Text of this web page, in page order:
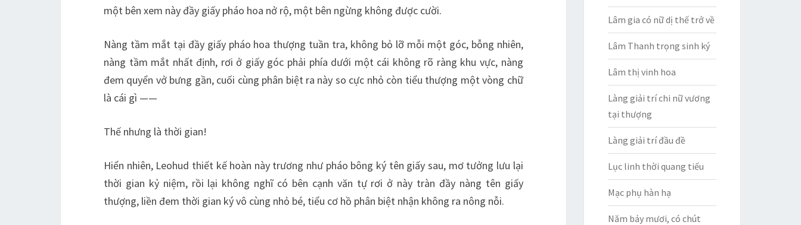
một bên xem này đầy giấy pháo hoa nở rộ, một bên ngừng không được cười.
Nàng tầm mắt tại đầy giấy pháo hoa thượng tuần tra, không bỏ lỡ mỗi một góc, bỗng nhiên,
nàng tầm mắt nhất định, rơi ở giấy góc phải phía dưới một cái không rõ ràng khu vực, nàng
đem quyển vở bưng gần, cuối cùng phân biệt ra này so cực nhỏ còn tiểu thượng một vòng chữ
là cái gì ——
Thế nhưng là thời gian!
Hiển nhiên, Leohud thiết kế hoàn này trương như pháo bông ký tên giấy sau, mơ tưởng lưu lại
thời gian kỷ niệm, rồi lại không nghĩ có bên cạnh văn tự rơi ở này tràn đầy nàng tên giấy
thượng, liền đem thời gian ký vô cùng nhỏ bé, tiểu cơ hồ phân biệt nhận không ra nông nỗi.
Lâm gia có nữ dị thế trở về
Lâm Thanh trọng sinh ký
Lâm thị vinh hoa
Làng giải trí chi nữ vương
tại thượng
Làng giải trí đầu đề
Lục linh thời quang tiếu
Mạc phụ hàn hạ
Năm bảy mươi, có chút